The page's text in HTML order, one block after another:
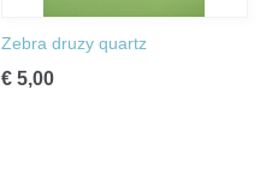
Zebra druzy quartz
€ 5,00